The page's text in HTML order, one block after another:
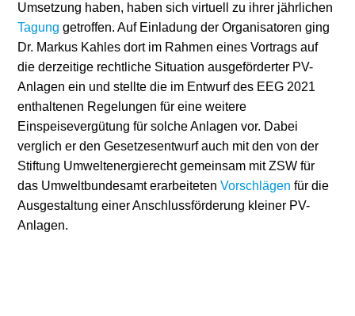
Umsetzung haben, haben sich virtuell zu ihrer jährlichen
Tagung getroffen. Auf Einladung der Organisatoren ging
Dr. Markus Kahles dort im Rahmen eines Vortrags auf
die derzeitige rechtliche Situation ausgeförderter PV-
Anlagen ein und stellte die im Entwurf des EEG 2021
enthaltenen Regelungen für eine weitere
Einspeisevergütung für solche Anlagen vor. Dabei
verglich er den Gesetzesentwurf auch mit den von der
Stiftung Umweltenergierecht gemeinsam mit ZSW für
das Umweltbundesamt erarbeiteten Vorschlägen für die
Ausgestaltung einer Anschlussförderung kleiner PV-
Anlagen.